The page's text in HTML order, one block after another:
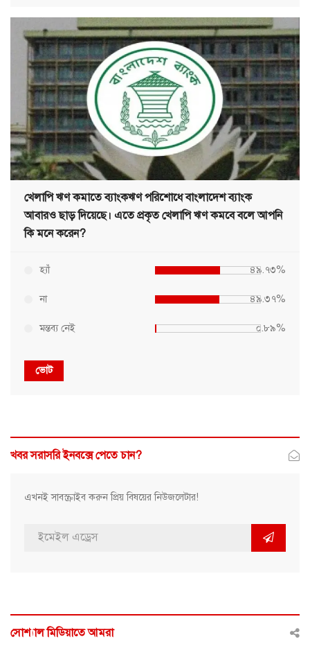
খেলাপি ঋণ কমাতে ব্যাংকঋণ পরিশোধে বাংলাদেশ ব্যাংক
আবারও ছাড় দিয়েছে। এতে প্রকৃত খেলাপি ঋণ কমবে বলে আপনি
কি মনে করেন?
হ্যাঁ ৪৯.৭৩%
না ৪৯.৩৭%
মন্তব্য নেই ০.৮৯%
ভোট
খবর সরাসরি ইনবক্সে পেতে চান?
এখনই সাবস্ক্রাইব করুন প্রিয় বিষয়ের নিউজলেটার!
সোশ্যাল মিডিয়াতে আমরা